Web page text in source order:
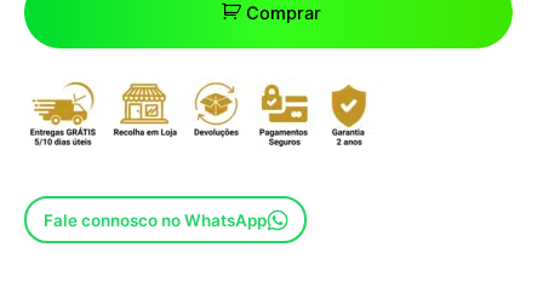
Comprar
Fale connosco no WhatsApp